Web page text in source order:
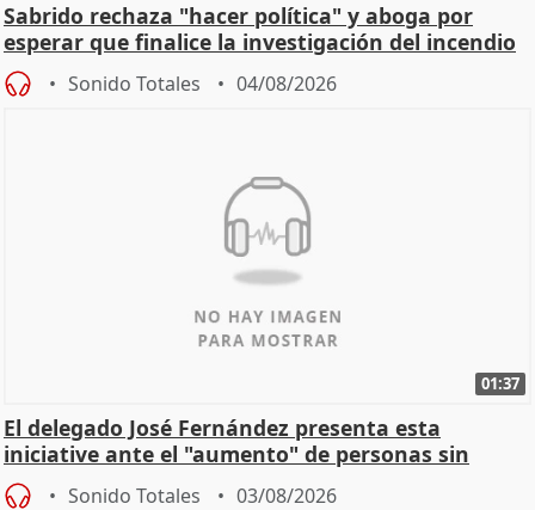
Sabrido rechaza "hacer política" y aboga por
esperar que finalice la investigación del incendio
Sonido Totales 04/08/2026
01:37
El delegado José Fernández presenta esta
iniciative ante el "aumento" de personas sin
hogar en Madri
Sonido Totales 03/08/2026